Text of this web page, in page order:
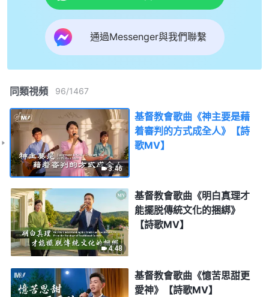
通過Messenger與我們聯繫
同類視頻 96/1467
3:46
基督教會歌曲《神主要是藉
着審判的方式成全人》【詩
歌MV】
4:48
基督教會歌曲《明白真理才
能擺脱傳統文化的捆綁》
【詩歌MV】
基督教會歌曲《憶苦思甜更
愛神》【詩歌MV】